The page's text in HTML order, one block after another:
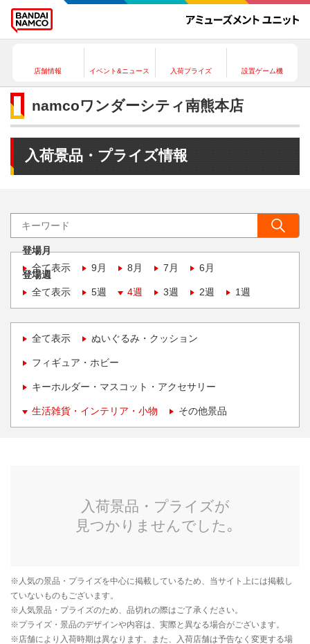
店舗情報 イベント&ニュース 入荷プライズ 設置ゲーム機
namcoワンダーシティ南熊本店
入荷景品・プライズ情報
登場月
全て表示
9月 8月 7月 6月
登場週
全て表示
5週 4週 3週 2週 1週
全て表示 ぬいぐるみ・クッション
フィギュア・ホビー
キーホルダー・マスコット・アクセサリー
生活雑貨・インテリア・小物 その他景品